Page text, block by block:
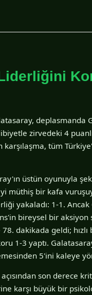
zirvedeki 4
tüm
üstün oyunuyla
bir kafa
yakaladı: 1-1.
bireysel bir aksiyon
dakikada geldi;
1-3 yaptı.
5'ini kaleye
son derece
karşı büyük bir